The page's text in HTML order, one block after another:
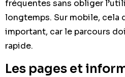
fréquentes sans obliger
longtemps. Sur mobile, cela
important, car le parcours
rapide.
Les pages et